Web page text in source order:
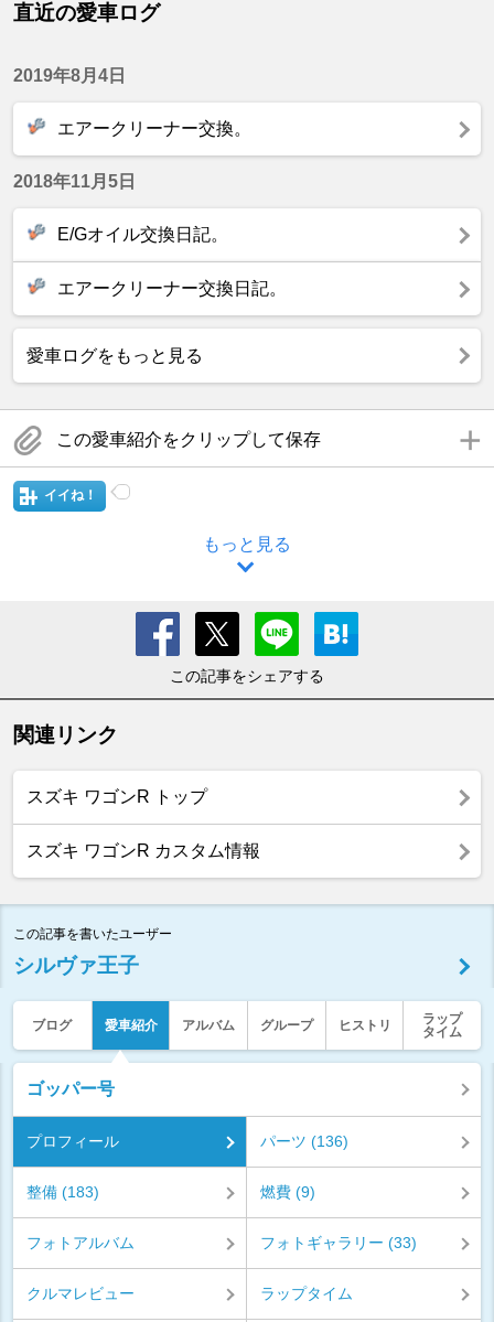
直近の愛車ログ
2019年8月4日
エアークリーナー交換。
2018年11月5日
E/Gオイル交換日記。
エアークリーナー交換日記。
愛車ログをもっと見る
この愛車紹介をクリップして保存
イイね！
もっと見る
この記事をシェアする
関連リンク
スズキ ワゴンR トップ
スズキ ワゴンR カスタム情報
この記事を書いたユーザー
シルヴァ王子
ブログ 愛車紹介 アルバム グループ ヒストリ
ラップ
タイム
ゴッパー号
プロフィール パーツ (136)
整備 (183) 燃費 (9)
フォトアルバム フォトギャラリー (33)
クルマレビュー ラップタイム